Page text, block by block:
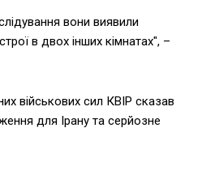
вони виявили
в двох інших кімнатах", –
військових сил КВІР сказав
для Ірану та серйозне